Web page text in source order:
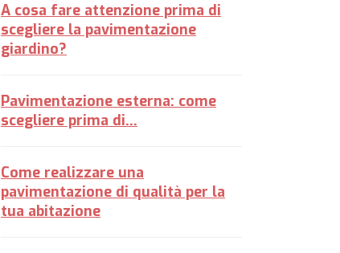
A cosa fare attenzione prima di
scegliere la pavimentazione
giardino?
Pavimentazione esterna: come
scegliere prima di...
Come realizzare una
pavimentazione di qualità per la
tua abitazione